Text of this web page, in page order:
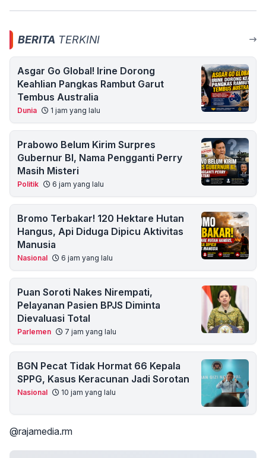
BERITA TERKINI
Asgar Go Global! Irine Dorong
Keahlian Pangkas Rambut Garut
Tembus Australia
Dunia 1 jam yang lalu
Prabowo Belum Kirim Surpres
Gubernur BI, Nama Pengganti Perry
Masih Misteri
Politik 6 jam yang lalu
Bromo Terbakar! 120 Hektare Hutan
Hangus, Api Diduga Dipicu Aktivitas
Manusia
Nasional 6 jam yang lalu
Puan Soroti Nakes Nirempati,
Pelayanan Pasien BPJS Diminta
Dievaluasi Total
Parlemen 7 jam yang lalu
BGN Pecat Tidak Hormat 66 Kepala
SPPG, Kasus Keracunan Jadi Sorotan
Nasional 10 jam yang lalu
@rajamedia.rm